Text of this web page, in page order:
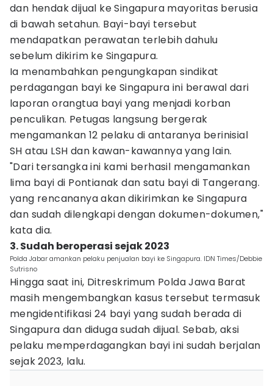
dan hendak dijual ke Singapura mayoritas berusia
di bawah setahun. Bayi-bayi tersebut
mendapatkan perawatan terlebih dahulu
sebelum dikirim ke Singapura.
Ia menambahkan pengungkapan sindikat
perdagangan bayi ke Singapura ini berawal dari
laporan orangtua bayi yang menjadi korban
penculikan. Petugas langsung bergerak
mengamankan 12 pelaku di antaranya berinisial
SH atau LSH dan kawan-kawannya yang lain.
"Dari tersangka ini kami berhasil mengamankan
lima bayi di Pontianak dan satu bayi di Tangerang.
yang rencananya akan dikirimkan ke Singapura
dan sudah dilengkapi dengan dokumen-dokumen,"
kata dia.
3. Sudah beroperasi sejak 2023
Polda Jabar amankan pelaku penjualan bayi ke Singapura. IDN Times/Debbie
Sutrisno
Hingga saat ini, Ditreskrimum Polda Jawa Barat
masih mengembangkan kasus tersebut termasuk
mengidentifikasi 24 bayi yang sudah berada di
Singapura dan diduga sudah dijual. Sebab, aksi
pelaku memperdagangkan bayi ini sudah berjalan
sejak 2023, lalu.